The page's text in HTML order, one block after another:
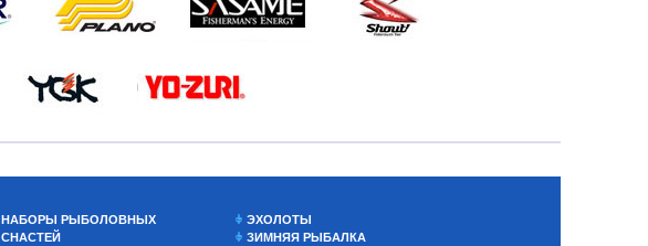
НАБОРЫ РЫБОЛОВНЫХ
СНАСТЕЙ
ЭХОЛОТЫ
ЗИМНЯЯ РЫБАЛКА